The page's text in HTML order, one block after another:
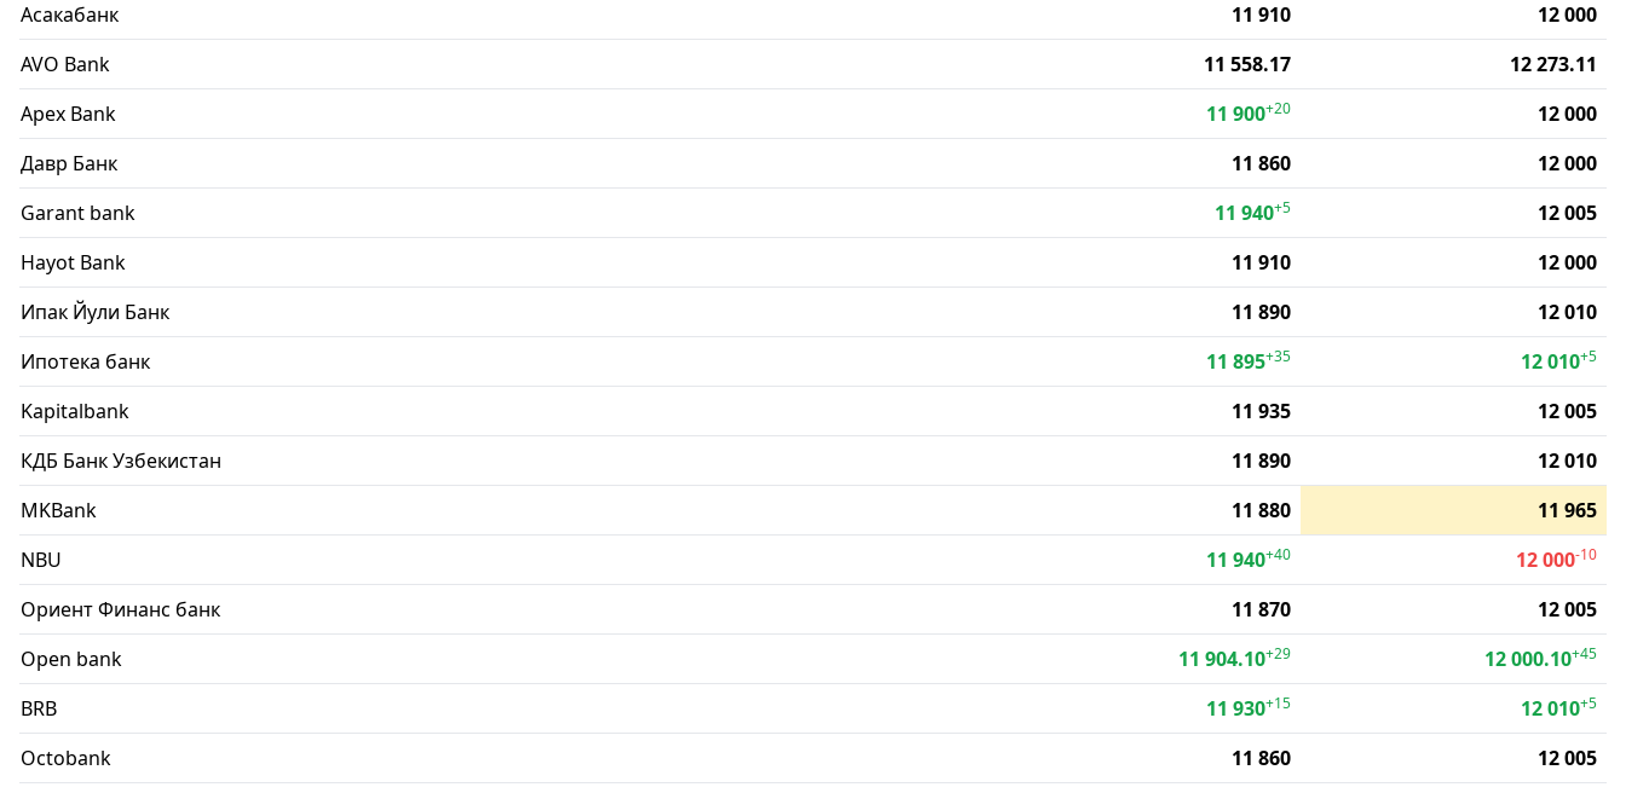
Асакабанк
11 910
12 000
AVO Bank
11 558.17
12 273.11
Apex Bank
11 900+20
12 000
Давр Банк
11 860
12 000
Garant bank
11 940+5
12 005
Hayot Bank
11 910
12 000
Ипак Йули Банк
11 890
12 010
Ипотека банк
11 895+35 12 010+5
Kapitalbank 11 935
12 005
КДБ Банк Узбекистан
11 890
12 010
MKBank
11 880
11 965
NBU
11 940+40 12 000-10
Ориент Финанс банк 11 870
12 005
Open bank
11 904.10+29 12 000.10+45
BRB 11 930+15 12 010+5
Octobank 11 860
12 005